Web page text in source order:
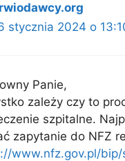
stycznia 2024 o
Panie,
zależy czy to
szpitalne.
zapytanie do NFZ
www.nfz.gov.pl/